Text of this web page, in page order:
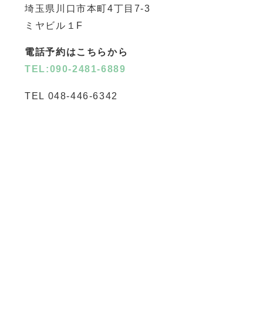
埼玉県川口市本町4丁目7-3
ミヤビル１F
電話予約はこちらから
TEL:090-2481-6889
TEL 048-446-6342